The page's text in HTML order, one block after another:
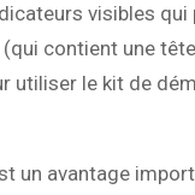
visibles
contient une
utiliser le kit de
un avantage